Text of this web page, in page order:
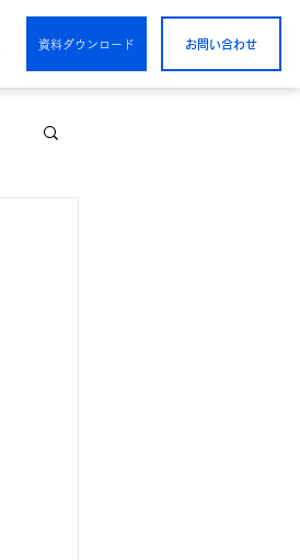
資料ダウンロード お問い合わせ